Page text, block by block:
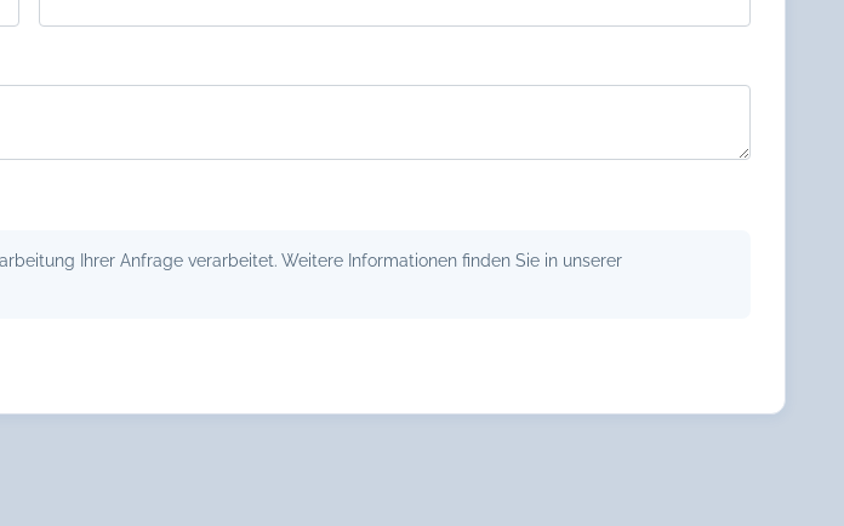
Ihrer Anfrage verarbeitet. Weitere Informationen finden Sie in unserer